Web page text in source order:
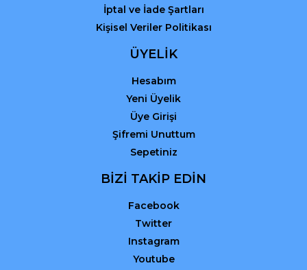
İptal ve İade Şartları
Kişisel Veriler Politikası
ÜYELİK
Hesabım
Yeni Üyelik
Üye Girişi
Şifremi Unuttum
Sepetiniz
BİZİ TAKİP EDİN
Facebook
Twitter
Instagram
Youtube